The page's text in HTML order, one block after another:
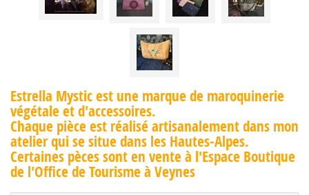
Estrella Mystic est une marque de maroquinerie
végétale et d'accessoires.
Chaque pièce est réalisé artisanalement dans mon
atelier qui se situe dans les Hautes-Alpes.
Certaines pèces sont en vente à l'Espace Boutique
de l'Office de Tourisme à Veynes